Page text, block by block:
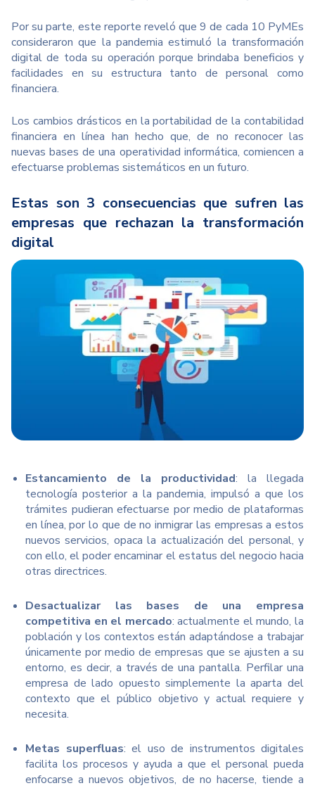
Por su parte, este reporte reveló que 9 de cada 10 PyMEs
consideraron que la pandemia estimuló la transformación
digital de toda su operación porque brindaba beneficios y
facilidades en su estructura tanto de personal como
financiera.
Los cambios drásticos en la portabilidad de la contabilidad
financiera en línea han hecho que, de no reconocer las
nuevas bases de una operatividad informática, comiencen a
efectuarse problemas sistemáticos en un futuro.
Estas son 3 consecuencias que sufren las
empresas que rechazan la transformación
digital
Estancamiento de la productividad: la llegada
tecnología posterior a la pandemia, impulsó a que los
trámites pudieran efectuarse por medio de plataformas
en línea, por lo que de no inmigrar las empresas a estos
nuevos servicios, opaca la actualización del personal, y
con ello, el poder encaminar el estatus del negocio hacia
otras directrices.
Desactualizar las bases de una empresa
competitiva en el mercado: actualmente el mundo, la
población y los contextos están adaptándose a trabajar
únicamente por medio de empresas que se ajusten a su
entorno, es decir, a través de una pantalla. Perfilar una
empresa de lado opuesto simplemente la aparta del
contexto que el público objetivo y actual requiere y
necesita.
Metas superfluas: el uso de instrumentos digitales
facilita los procesos y ayuda a que el personal pueda
enfocarse a nuevos objetivos, de no hacerse, tiende a